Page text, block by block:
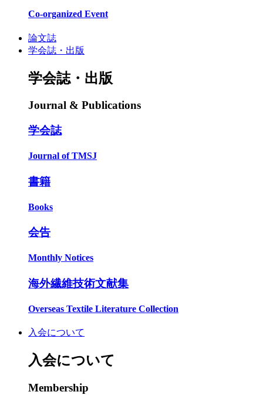
Co-organized Event
論文誌
学会誌・出版
学会誌・出版
Journal & Publications
学会誌
Journal of TMSJ
書籍
Books
会告
Monthly Notices
海外繊維技術文献集
Overseas Textile Literature Collection
入会について
入会について
Membership